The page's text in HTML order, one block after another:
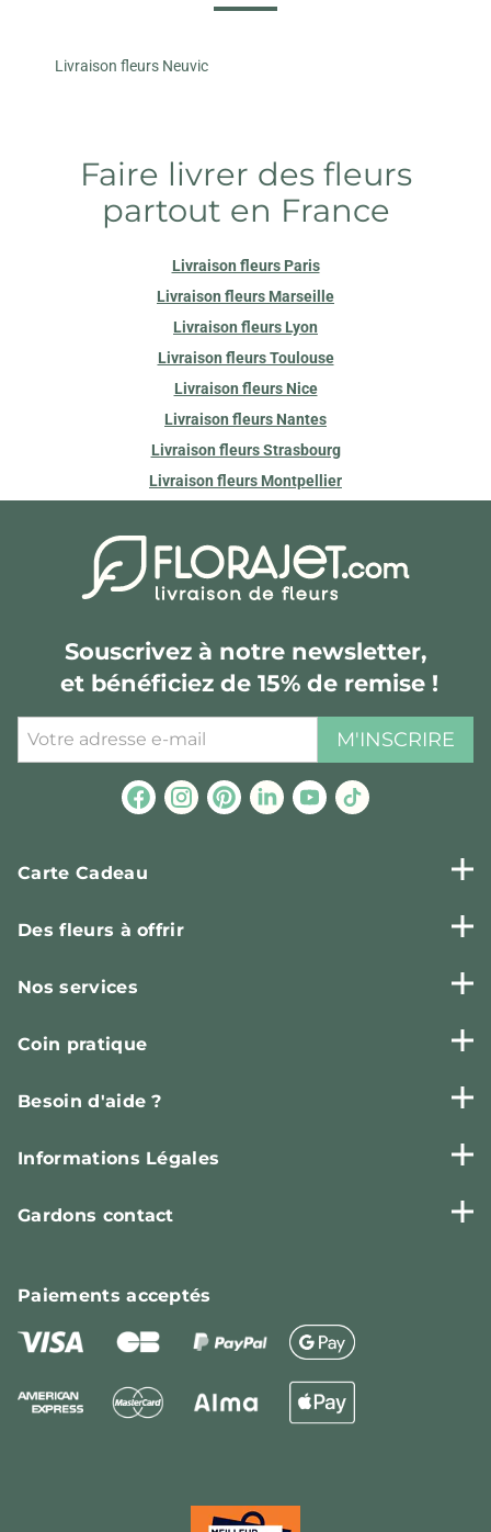
Livraison fleurs Neuvic
Faire livrer des fleurs
partout en France
Livraison fleurs Paris
Livraison fleurs Marseille
Livraison fleurs Lyon
Livraison fleurs Toulouse
Livraison fleurs Nice
Livraison fleurs Nantes
Livraison fleurs Strasbourg
Livraison fleurs Montpellier
Souscrivez à notre newsletter,
et bénéficiez de 15% de remise !
M'INSCRIRE
Carte Cadeau
Des fleurs à offrir
Nos services
Coin pratique
Besoin d'aide ?
Informations Légales
Gardons contact
Paiementsacceptés